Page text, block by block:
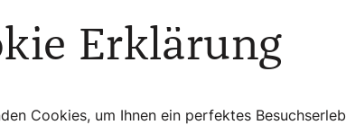
herab und zerschellte dort. Die jetzige
aus dem geborgenen Material der alten
Erklärung
Cookies, um Ihnen ein perfektes